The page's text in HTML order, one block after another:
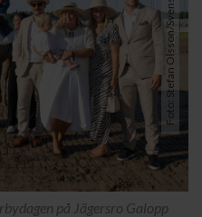
Foto: Stefan Olsson/Svensk Galopp
på Jägersro Galopp